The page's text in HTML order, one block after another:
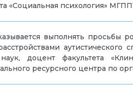
«Социальная психология»
выполнять просьбы
аутистического
доцент факультета
ного ресурсного центра по